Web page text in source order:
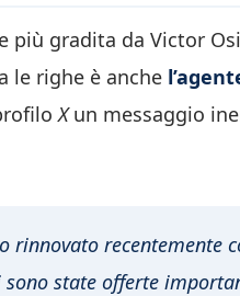
più gradita da Victor
le righe è anche
Xun messaggio
rinnovato recentemente
state offerte